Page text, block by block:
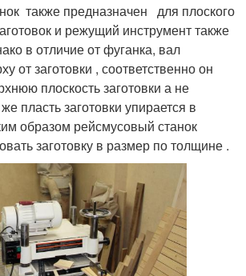
также предназначен для плоского
и режущий инструмент также
в отличие от фуганка, вал
от заготовки , соответственно он
плоскость заготовки а не
пласть заготовки упирается в
образом рейсмусовый станок
заготовку в размер по толщине .